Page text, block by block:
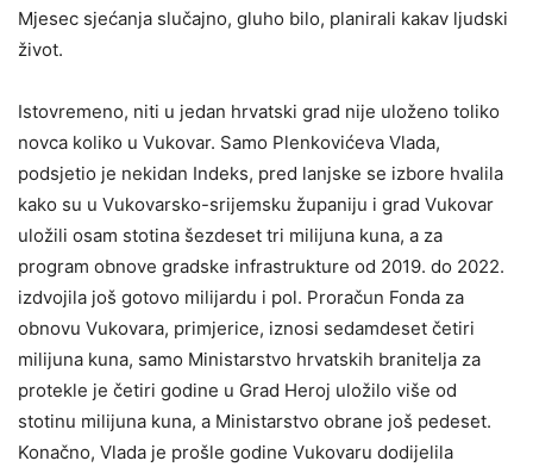
Mjesec sjećanja slučajno, gluho bilo, planirali kakav ljudski
život.
Istovremeno, niti u jedan hrvatski grad nije uloženo toliko
novca koliko u Vukovar. Samo Plenkovićeva Vlada,
podsjetio je nekidan Indeks, pred lanjske se izbore hvalila
kako su u Vukovarsko-srijemsku županiju i grad Vukovar
uložili osam stotina šezdeset tri milijuna kuna, a za
program obnove gradske infrastrukture od 2019. do 2022.
izdvojila još gotovo milijardu i pol. Proračun Fonda za
obnovu Vukovara, primjerice, iznosi sedamdeset četiri
milijuna kuna, samo Ministarstvo hrvatskih branitelja za
protekle je četiri godine u Grad Heroj uložilo više od
stotinu milijuna kuna, a Ministarstvo obrane još pedeset.
Konačno, Vlada je prošle godine Vukovaru dodijelila